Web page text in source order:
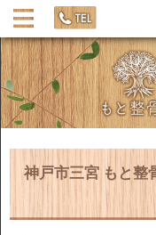
神戸市三宮 もと